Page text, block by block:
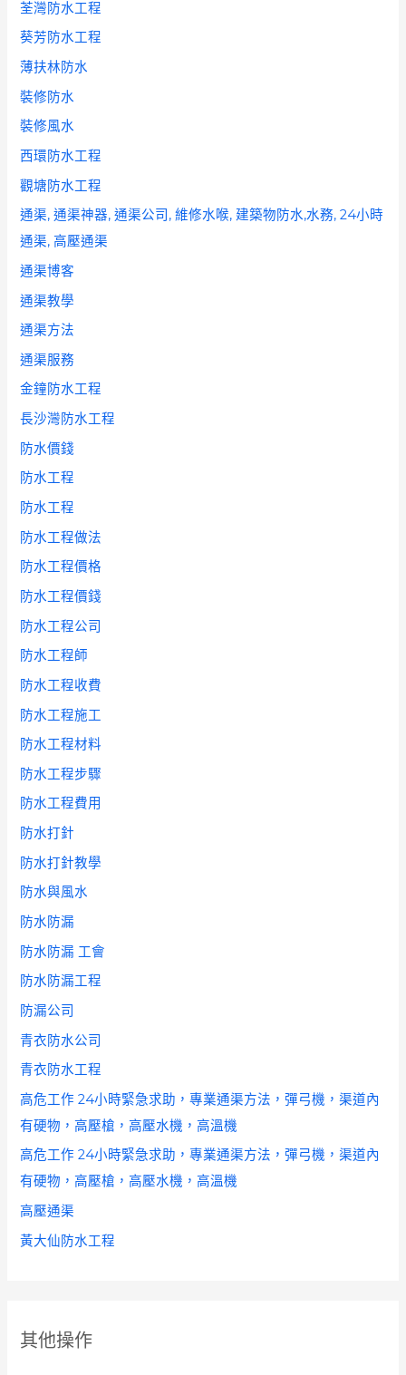
荃灣防水工程
葵芳防水工程
薄扶林防水
裝修防水
裝修風水
西環防水工程
觀塘防水工程
通渠, 通渠神器, 通渠公司, 維修水喉, 建築物防水,水務, 24小時
通渠, 高壓通渠
通渠博客
通渠教學
通渠方法
通渠服務
金鐘防水工程
長沙灣防水工程
防水價錢
防水工程
防水工程
防水工程做法
防水工程價格
防水工程價錢
防水工程公司
防水工程師
防水工程收費
防水工程施工
防水工程材料
防水工程步驟
防水工程費用
防水打針
防水打針教學
防水與風水
防水防漏
防水防漏 工會
防水防漏工程
防漏公司
青衣防水公司
青衣防水工程
高危工作 24小時緊急求助，專業通渠方法，彈弓機，渠道內
有硬物，高壓槍，高壓水機，高溫機
高危工作 24小時緊急求助，專業通渠方法，彈弓機，渠道內
有硬物，高壓槍，高壓水機，高溫機
高壓通渠
黃大仙防水工程
其他操作